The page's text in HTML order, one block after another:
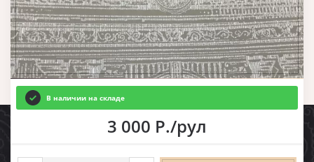
В наличии на складе
3 000 Р./рул